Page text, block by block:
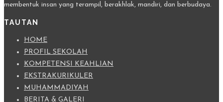
membentuk insan yang terampil, berakhlak, mandiri, dan berbudaya.
TAUTAN
HOME
PROFIL SEKOLAH
KOMPETENSI KEAHLIAN
EKSTRAKURIKULER
MUHAMMADIYAH
BERITA & GALERI